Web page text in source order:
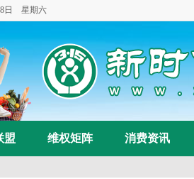
8日 星期六
盟 维权矩阵 消费资讯